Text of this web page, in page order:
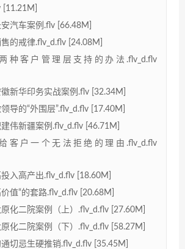
汽车案例.flv [66.48M]
的戒律.flv_d.flv [24.08M]
种客户管理层支持的办法.flv_d.flv
新华印务实战案例.flv [32.34M]
导的“外围层”.flv_d.flv [17.40M]
伟新疆案例.flv_d.flv [46.71M]
客户一个无法拒绝的理由.flv_d.flv
入高产出.flv_d.flv [18.60M]
值“的套路.flv_d.flv [20.68M]
化二院案例（上）.flv_d.flv [27.60M]
化二院案例（下）.flv_d.flv [58.27M]
切忌生硬推销.flv_d.flv [35.45M]